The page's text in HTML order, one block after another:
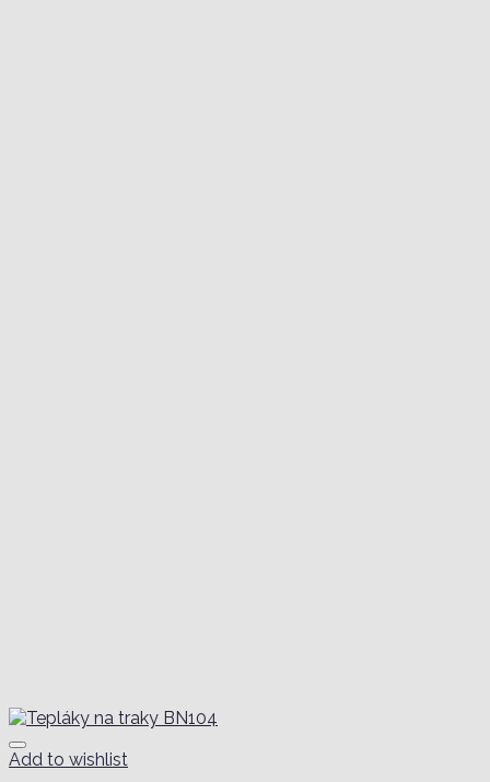
Add to wishlist